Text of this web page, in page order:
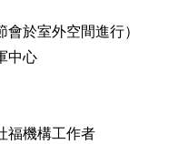
於室外空間進行）
中心
福機構工作者